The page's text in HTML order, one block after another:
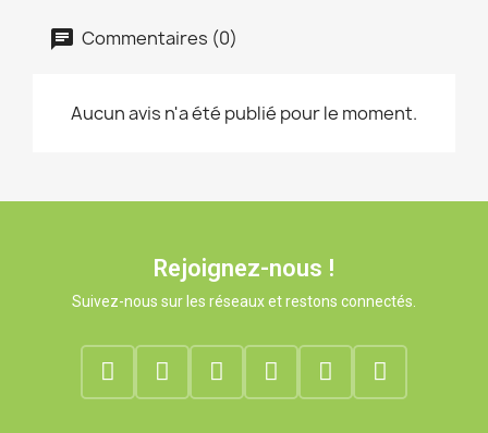
Commentaires (0)
Aucun avis n'a été publié pour le moment.
Rejoignez-nous !
Suivez-nous sur les réseaux et restons connectés.